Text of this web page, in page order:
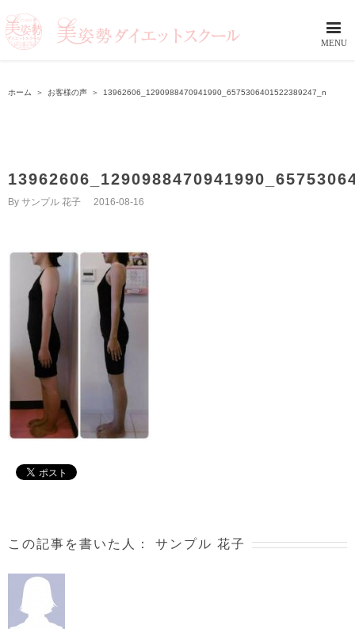
ホーム ＞ お客様の声 ＞ 13962606_1290988470941990_6575306401522389247_n
By サンプル 花子 2016-08-16
この記事を書いた人： サンプル 花子